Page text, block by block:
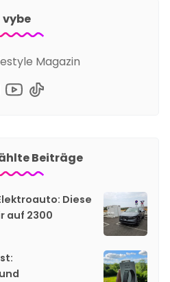
vybe
Magazin
Beiträge
Diese
auf 2300